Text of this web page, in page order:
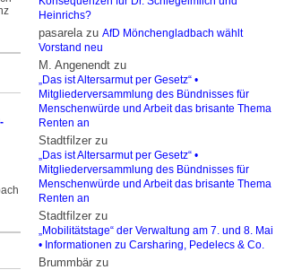
Heinrichs?
pasarelazu AfD Mönchengladbach wählt
Vorstand neu
M. Angenendt zu
„Das ist Altersarmut per Gesetz“ •
Mitgliederversammlung des Bündnisses für
Menschenwürde und Arbeit das brisante Thema
Renten an
Stadtfilzer zu
„Das ist Altersarmut per Gesetz“ •
Mitgliederversammlung des Bündnisses für
Menschenwürde und Arbeit das brisante Thema
Renten an
Stadtfilzer zu
„Mobilitätstage“ der Verwaltung am 7. und 8. Mai
• Informationen zu Carsharing, Pedelecs & Co.
Brummbär zu